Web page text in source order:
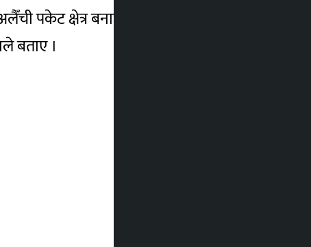
पकेट क्षेत्र बनाउने योजना रहे पनि अलैँचीमा
बताए ।